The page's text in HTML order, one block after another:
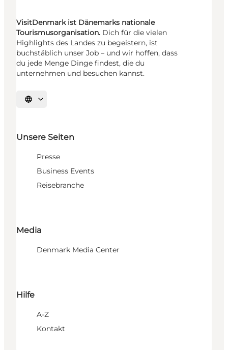
VisitDenmark ist Dänemarks nationale
Tourismusorganisation. Dich für die vielen
Highlights des Landes zu begeistern, ist
buchstäblich unser Job – und wir hoffen, dass
du jede Menge Dinge findest, die du
unternehmen und besuchen kannst.
Sprache auswählen
Unsere Seiten
Presse
Business Events
Reisebranche
Media
Denmark Media Center
Hilfe
A-Z
Kontakt